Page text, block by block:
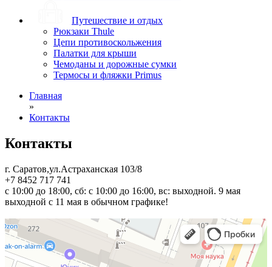
Путешествие и отдых
Рюкзаки Thule
Цепи противоскольжения
Палатки для крыши
Чемоданы и дорожные сумки
Термосы и фляжки Primus
Главная
»
Контакты
Контакты
г. Саратов,ул.Астраханская 103/8
+7 8452 717 741
с 10:00 до 18:00, сб: с 10:00 до 16:00, вс: выходной. 9 мая
выходной с 11 мая в обычном графике!